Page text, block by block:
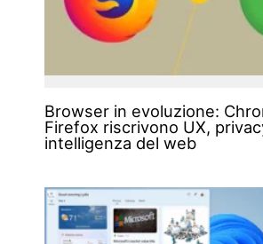
Browser in evoluzione:
Firefox riscrivono UX,
intelligenza del web